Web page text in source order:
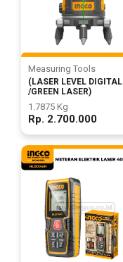
Measuring Tools
(LASER LEVEL DIGITAL
/GREEN LASER)
1.7875 Kg
Rp. 2.700.000
Products
Hand
Tools
Accessories